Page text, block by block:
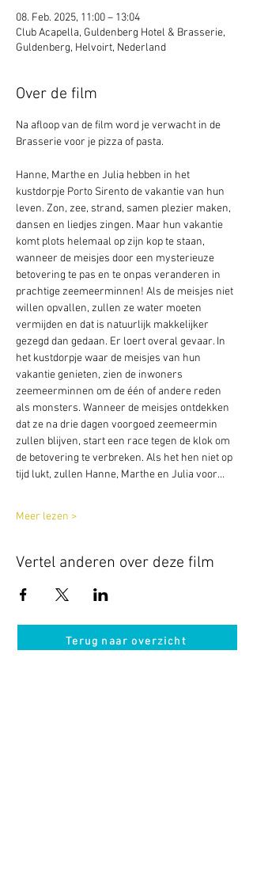
08. Feb. 2025, 11:00 – 13:04
Club Acapella, Guldenberg Hotel & Brasserie,
Guldenberg, Helvoirt, Nederland
Over de film
Na afloop van de film word je verwacht in de
Brasserie voor je pizza of pasta.
Hanne, Marthe en Julia hebben in het
kustdorpje Porto Sirento de vakantie van hun
leven. Zon, zee, strand, samen plezier maken,
dansen en liedjes zingen. Maar hun vakantie
komt plots helemaal op zijn kop te staan,
wanneer de meisjes door een mysterieuze
betovering te pas en te onpas veranderen in
prachtige zeemeerminnen! Als de meisjes niet
willen opvallen, zullen ze water moeten
vermijden en dat is natuurlijk makkelijker
gezegd dan gedaan. Er loert overal gevaar. In
het kustdorpje waar de meisjes van hun
vakantie genieten, zien de inwoners
zeemeerminnen om de één of andere reden
als monsters. Wanneer de meisjes ontdekken
dat ze na drie dagen voorgoed zeemeermin
zullen blijven, start een race tegen de klok om
de betovering te verbreken. Als het hen niet op
tijd lukt, zullen Hanne, Marthe en Julia voor…
Meer lezen >
Vertel anderen over deze film
Terug naar overzicht